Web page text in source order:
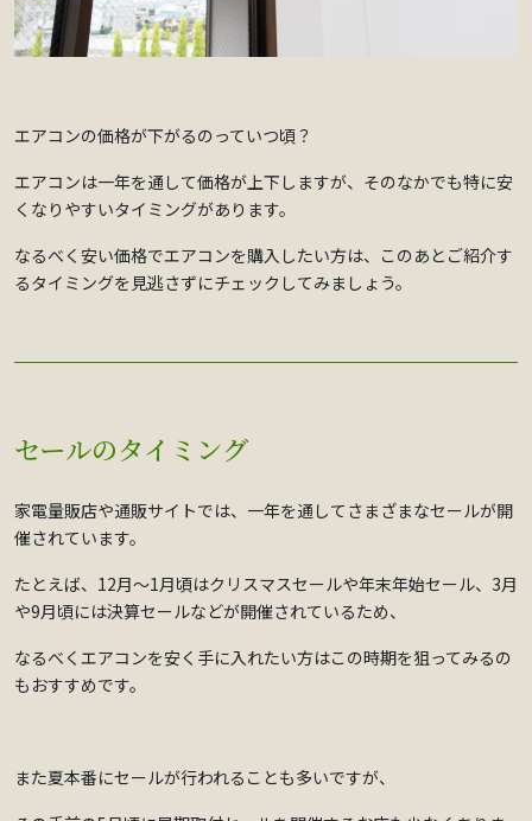
エアコンの価格が下がるのっていつ頃？
エアコンは一年を通して価格が上下しますが、そのなかでも特に安
くなりやすいタイミングがあります。
なるべく安い価格でエアコンを購入したい方は、このあとご紹介す
るタイミングを見逃さずにチェックしてみましょう。
セールのタイミング
家電量販店や通販サイトでは、一年を通してさまざまなセールが開
催されています。
たとえば、12月～1月頃はクリスマスセールや年末年始セール、3月
や9月頃には決算セールなどが開催されているため、
なるべくエアコンを安く手に入れたい方はこの時期を狙ってみるの
もおすすめです。
また夏本番にセールが行われることも多いですが、